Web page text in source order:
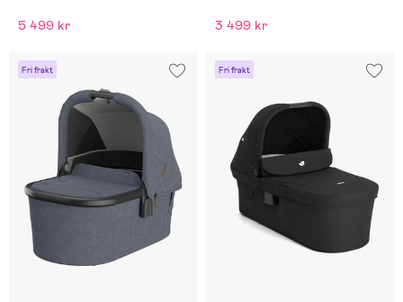
5 499 kr 3 499 kr
Fri frakt Fri frakt